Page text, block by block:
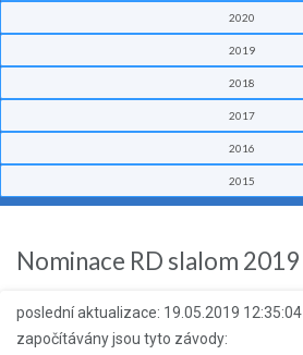
2020
2019
2018
2017
2016
2015
Nominace RD slalom 2019
poslední aktualizace: 19.05.2019 12:35:04
započítávány jsou tyto závody: